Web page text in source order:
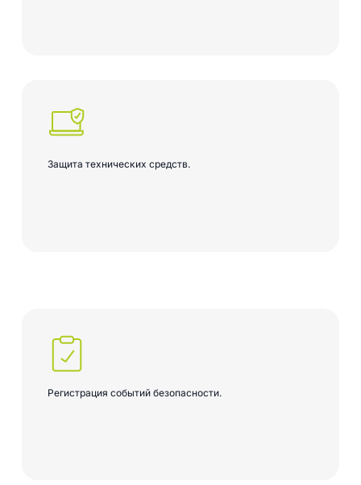
Защита технических средств.
Регистрация событий безопасности.